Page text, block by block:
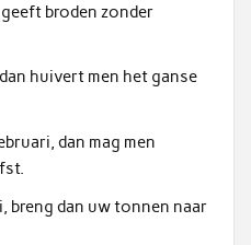
broden zonder
huivert men het ganse
dan mag men
breng dan uw tonnen naar